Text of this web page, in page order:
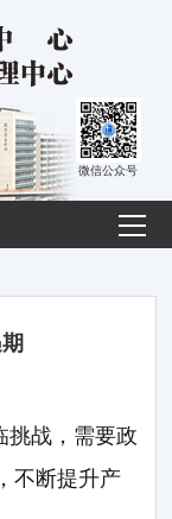
微信公众号
挑战，需要政
不断提升产